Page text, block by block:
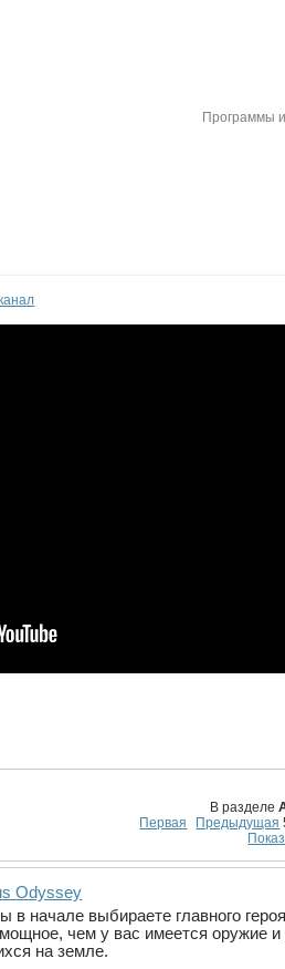
Программы
В разделе
Первая
Предыдущая
Odyssey
в начале выбираете главного
чем у вас имеется оружие
на земле.